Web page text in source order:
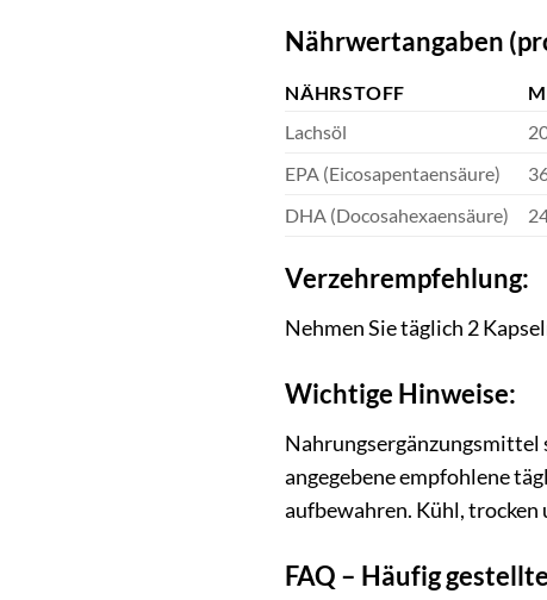
Nährwertangaben
NÄHRSTOFF
Lachsöl
EPA (Eicosapentaensäure)
DHA (Docosahexaensäure)
Verzehrempfehlung:
Nehmen Sie täglich 2
Wichtige Hinweise:
Nahrungsergänzungsmittel
angegebene empfohlene
aufbewahren. Kühl,
FAQ – Häufig